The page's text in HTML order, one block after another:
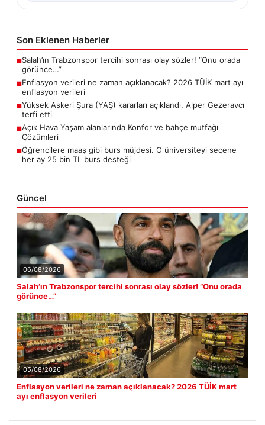
Son Eklenen Haberler
■Salah’ın Trabzonspor tercihi sonrası olay sözler! “Onu orada
görünce…”
■Enflasyon verileri ne zaman açıklanacak? 2026 TÜİK mart ayı
enflasyon verileri
■Yüksek Askeri Şura (YAŞ) kararları açıklandı, Alper Gezeravcı
terfi etti
■Açık Hava Yaşam alanlarında Konfor ve bahçe mutfağı
Çözümleri
■Öğrencilere maaş gibi burs müjdesi. O üniversiteyi seçene
her ay 25 bin TL burs desteği
Güncel
06/08/2026
Salah’ın Trabzonspor tercihi sonrası olay sözler! “Onu orada
görünce…”
05/08/2026
Enflasyon verileri ne zaman açıklanacak? 2026 TÜİK mart
ayı enflasyon verileri